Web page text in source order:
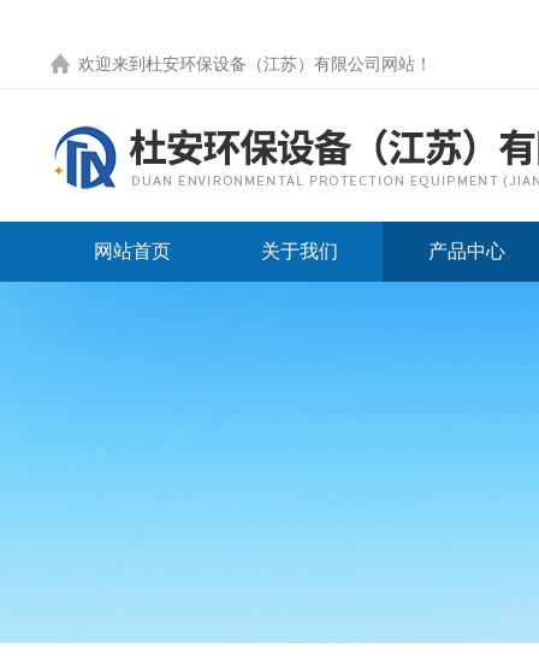
欢迎来到 杜安环保设备（江苏）有限公司网站 ！
网站首页 关于我们 产品中心